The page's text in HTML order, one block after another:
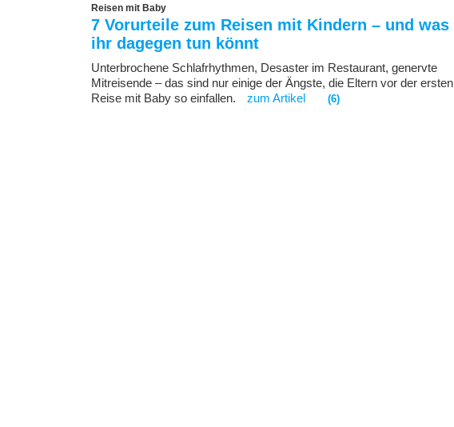
Reisen mit Baby
7 Vorurteile zum Reisen mit Kindern – und was
ihr dagegen tun könnt
Unterbrochene Schlafrhythmen, Desaster im Restaurant, genervte
Mitreisende – das sind nur einige der Ängste, die Eltern vor der ersten
Reise mit Baby so einfallen.
zum Artikel (6)